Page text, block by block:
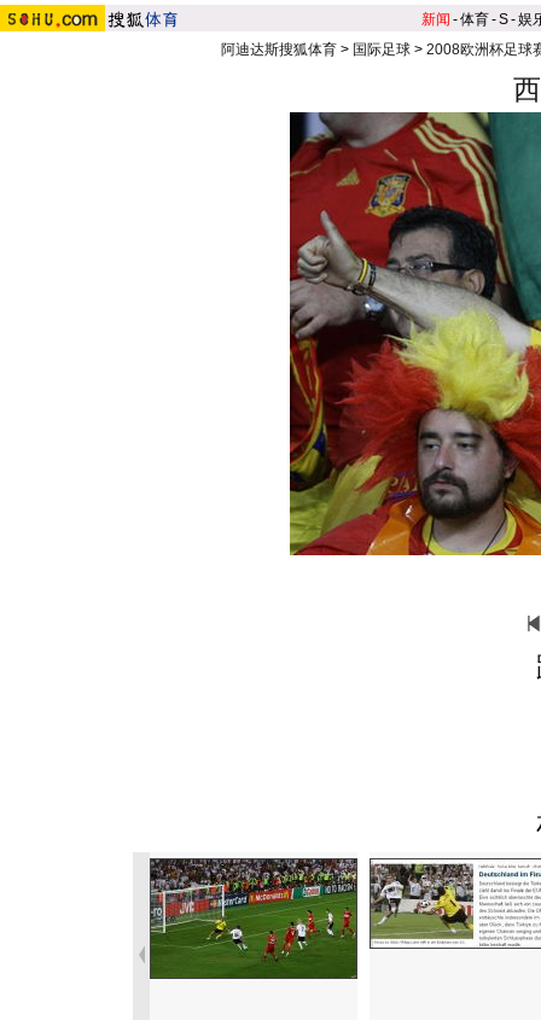
新闻 -体育-S-娱
阿迪达斯搜狐体育 > 国际足球 > 2008欧洲杯足球